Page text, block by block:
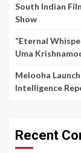
South Indian
Show
“Eternal
Uma
Melooha
Intelligence
Recent